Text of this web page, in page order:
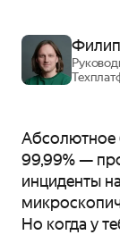
Абсолютное
99,99% —
инциденты
Но когда у